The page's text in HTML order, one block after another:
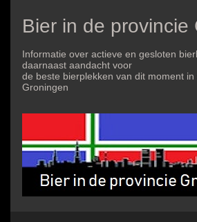
Bier in de provincie
Informatie over actieve en gesloten
daarnaast aandacht voor
de beste bierplekken van dit moment in
Groningen